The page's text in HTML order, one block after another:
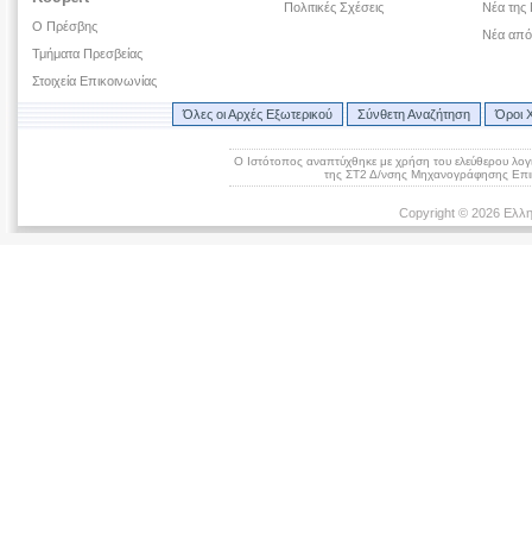
Ο Πρέσβης
Τμήματα Πρεσβείας
Στοιχεία Επικοινωνίας
Πολιτικές Σχέσεις
Νέα της
Νέα
Όλες οι Αρχές Εξωτερικού Σύνθετη Αναζήτηση Όροι
Ο Ιστότοπος αναπτύχθηκε με χρήση του ελεύθερου
της ΣΤ2 Δ/νσης Μηχανογράφησης
Copyright © 2026